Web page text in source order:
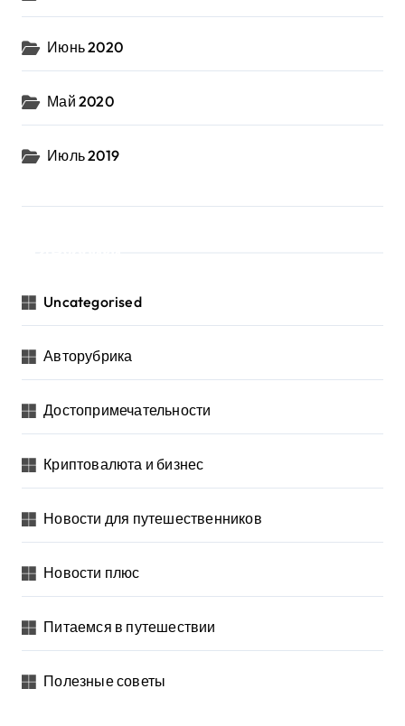
Июнь 2020
Май 2020
Июль 2019
Uncategorised
Авторубрика
Достопримечательности
Криптовалюта и бизнес
Новости для путешественников
Новости плюс
Питаемся в путешествии
Полезные советы